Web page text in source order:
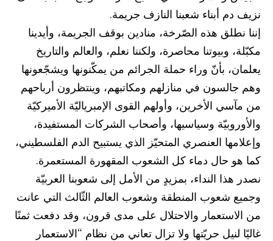
نزيف دم أبناء شعبنا النازف جريمة.
إننا نطلق هذه الصّرخة، منادين بوقف الجريمة، وأيدينا
مكبّلة، وبيوتنا محاصرة، ولكننا نعلم، والعالم والتاريخ
يعلمان، بأنّ وراء حملة الجرائم من يمكّنونها ويشجّعونها
وهم جالسون في منازلهم ومكاتبهم، وينتظرون أرباحهم
من مآسي الأخرين، وأولهم القوى الإمبرياليّة الأميركيّة
والأوروبيّة وسياسيها، وأصحاب الشركات المستفيدة،
وإعلامها العنصري المتحيّز الذي يستبيح الدم الفلسطيني،
كما هو حال دماء كل الشعوب المقهورة المستعمرة.
نصدر هذا النداء، بمزيدٍ من الأمل إلى شعوبنا العربيّة
وجميع شعوب المنطقة وشعوب العالم الثّالث التي عانت
من الاستعمار والاحتلال على مدى قرون، وقد دفعت ثمنًا
غاليًا لنيل حريّتها ولا تزال تعاني من نظام “الاستعمار